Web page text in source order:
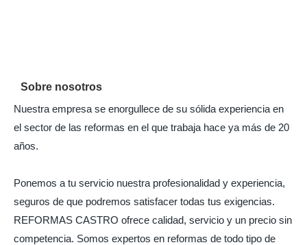
Sobre nosotros
Nuestra empresa se enorgullece de su sólida experiencia en
el sector de las reformas en el que trabaja hace ya más de 20
años.
Ponemos a tu servicio nuestra profesionalidad y experiencia,
seguros de que podremos satisfacer todas tus exigencias.
REFORMAS CASTRO ofrece calidad, servicio y un precio sin
competencia. Somos expertos en reformas de todo tipo de